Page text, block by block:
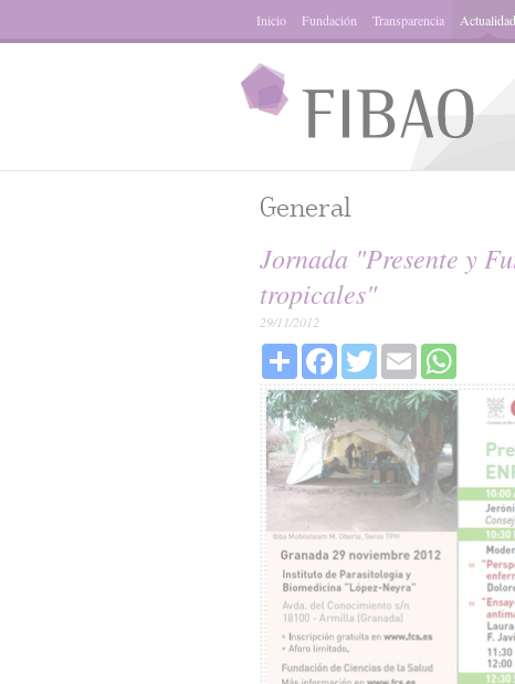
Inicio Fundación Transparencia Actualidad
General
Jornada "Presente y
tropicales"
29/11/2012
Share Facebook
Twitter Email WhatsApp